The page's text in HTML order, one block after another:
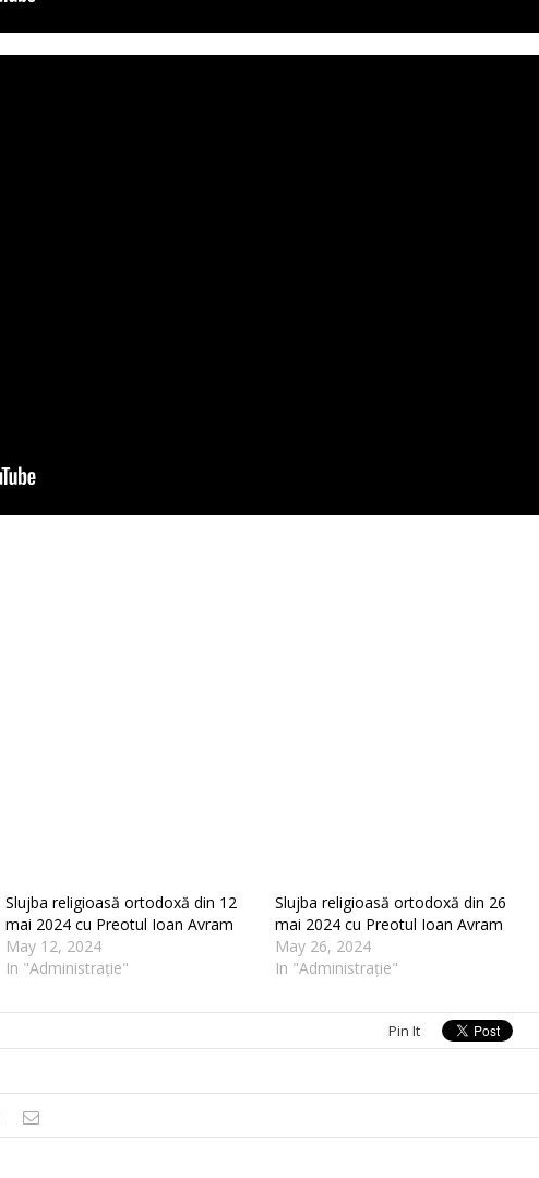
Slujba religioasă ortodoxă din 12
mai 2024 cu Preotul Ioan Avram
May 12, 2024
In "Administrație"
Slujba religioasă ortodoxă din 26
mai 2024 cu Preotul Ioan Avram
May 26, 2024
In "Administrație"
Pin It